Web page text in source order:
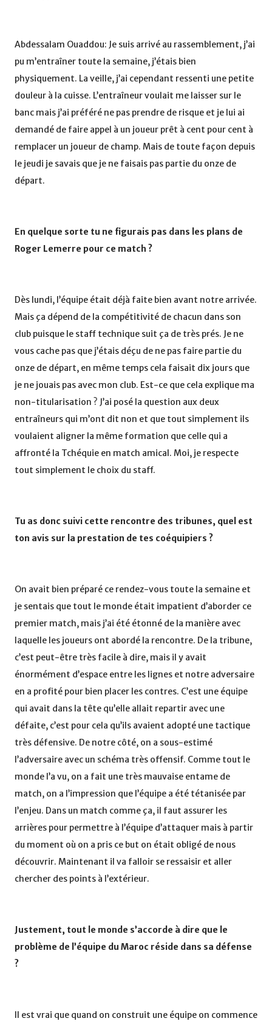
Abdessalam Ouaddou: Je suis arrivé au rassemblement, j’ai
pu m’entraîner toute la semaine, j’étais bien
physiquement. La veille, j’ai cependant ressenti une petite
douleur à la cuisse. L’entraîneur voulait me laisser sur le
banc mais j’ai préféré ne pas prendre de risque et je lui ai
demandé de faire appel à un joueur prêt à cent pour cent à
remplacer un joueur de champ. Mais de toute façon depuis
le jeudi je savais que je ne faisais pas partie du onze de
départ.
En quelque sorte tu ne figurais pas dans les plans de
Roger Lemerre pour ce match ?
Dès lundi, l’équipe était déjà faite bien avant notre arrivée.
Mais ça dépend de la compétitivité de chacun dans son
club puisque le staff technique suit ça de très prés. Je ne
vous cache pas que j’étais déçu de ne pas faire partie du
onze de départ, en même temps cela faisait dix jours que
je ne jouais pas avec mon club. Est-ce que cela explique ma
non-titularisation ? J’ai posé la question aux deux
entraîneurs qui m’ont dit non et que tout simplement ils
voulaient aligner la même formation que celle qui a
affronté la Tchéquie en match amical. Moi, je respecte
tout simplement le choix du staff.
Tu as donc suivi cette rencontre des tribunes, quel est
ton avis sur la prestation de tes coéquipiers ?
On avait bien préparé ce rendez-vous toute la semaine et
je sentais que tout le monde était impatient d’aborder ce
premier match, mais j’ai été étonné de la manière avec
laquelle les joueurs ont abordé la rencontre. De la tribune,
c’est peut-être très facile à dire, mais il y avait
énormément d’espace entre les lignes et notre adversaire
en a profité pour bien placer les contres. C’est une équipe
qui avait dans la tête qu’elle allait repartir avec une
défaite, c’est pour cela qu’ils avaient adopté une tactique
très défensive. De notre côté, on a sous-estimé
l’adversaire avec un schéma très offensif. Comme tout le
monde l’a vu, on a fait une très mauvaise entame de
match, on a l’impression que l’équipe a été tétanisée par
l’enjeu. Dans un match comme ça, il faut assurer les
arrières pour permettre à l’équipe d’attaquer mais à partir
du moment où on a pris ce but on était obligé de nous
découvrir. Maintenant il va falloir se ressaisir et aller
chercher des points à l’extérieur.
Justement, tout le monde s’accorde à dire que le
problème de l’équipe du Maroc réside dans sa défense
?
Il est vrai que quand on construit une équipe on commence